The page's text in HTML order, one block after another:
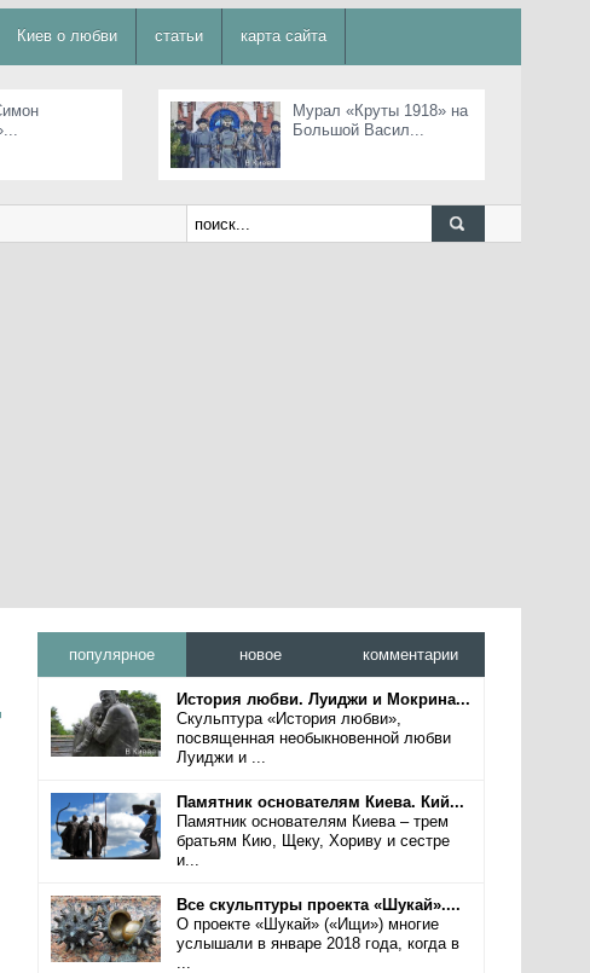
Киев о любви статьи карта сайта
Мурал «Круты 1918» на
Большой Васил...
популярное новое комментарии
История любви. Луиджи и Мокрина...
Скульптура «История любви»,
посвященная необыкновенной любви
Луиджи и ...
Памятник основателям Киева. Кий...
Памятник основателям Киева – трем
братьям Кию, Щеку, Хориву и сестре
и...
Все скульптуры проекта «Шукай»....
О проекте «Шукай» («Ищи») многие
услышали в январе 2018 года, когда в
...